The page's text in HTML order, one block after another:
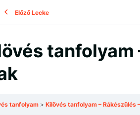
Előző Lecke
tanfolyam
tanfolyam Kilövés tanfolyam – Rákészülés